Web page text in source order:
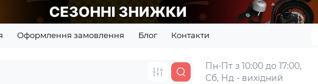
Оформлення замовлення Блог Контакти
Пн-Пт з 10:00 до 17:00,
Сб, Нд - вихідний